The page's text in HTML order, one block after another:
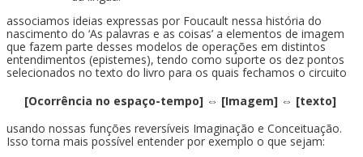
associamos ideias expressas por Foucault nessa história do
nascimento do ‘As palavras e as coisas’ a elementos de imagem
que fazem parte desses modelos de operações em distintos
entendimentos (epistemes), tendo como suporte os dez pontos
selecionados no texto do livro para os quais fechamos o circuito
[Ocorrência no espaço-tempo] ⇔ [Imagem] ⇔ [texto]
usando nossas funções reversíveis Imaginação e Conceituação.
Isso torna mais possível entender por exemplo o que sejam: